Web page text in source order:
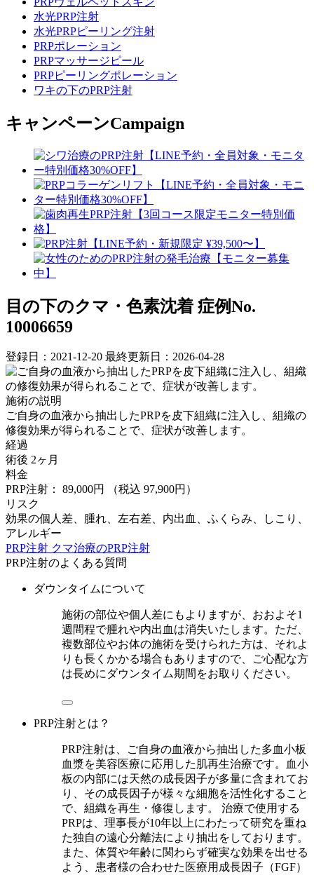
水光PRP注射
水光PRPピーリング注射
PRPポレーション
PRPマッサージピール
PRPピーリングポレーション
ワキの下のPRP注射
キャンペーンCampaign
目の下のクマ・色素沈着 症例No.
10006659
登録日：2021-12-20 最終更新日：2026-04-28
施術の説明
ご自身の血液から抽出したPRPを皮下組織に注入し、組織の
修復効果が得られることで、症状が改善します。
経過
術後 2ヶ月
料金
PRP注射： 89,000円
（税込 97,900円）
リスク
効果の個人差、腫れ、左右差、内出血、ふくらみ、しこり、
アレルギー
PRP注射 クマ治療のPRP注射
PRP注射のよくある質問
ダウンタイムについて
施術の部位や個人差にもよりますが、おおよそ1
週間程で腫れや内出血は消失いたします。ただ、
複数部位やお体の施術を受けられた方は、それよ
りも長くかかる場合もありますので、ご心配な方
は長めにダウンタイム期間をお取りください。
PRP注射とは？
PRP注射は、ご自身の血液から抽出した多血小板
血漿を美容医療に応用した肌再生治療です。血小
板の内部には天然の成長因子が多量に含まれてお
り、その成長因子が様々な細胞を活性化すること
で、組織を再生・修復します。 治療で使用する
PRPは、理事長が10年以上にわたって研究を重ね
た独自の遠心分離法により抽出をしております。
また、体質や年齢に関わらず確実な効果を出せる
よう、患者様の合わせた医療用成長因子（FGF）